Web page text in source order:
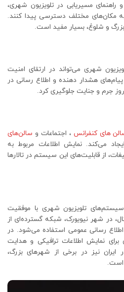
راهنمای مسیر‌یابی در تلویزیون شهری،
مکان‌های مختلف دسترسی پیدا کنند.
و شلوغ، بسیار مفید است.
شهری می‌تواند در ارتقای امنیت
هشدار دهنده و اطلاع رسانی در
جرم و جنایت جلوگیری کرد.
های کنفرانس ، اجتماعات و سالن‌های
می‌کند. نمایش اطلاعات مربوط به
از قابلیت‌های این سیستم در تالارها
تلویزیون شهری با موفقیت
در شهر نیویورک، شبکه گسترده‌ای از
رسانی عمومی استفاده می‌شود. در
نمایش اطلاعات ترافیکی و هدایت
نیز در برخی از شهرهای بزرگ،
است.